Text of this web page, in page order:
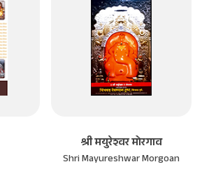
श्री मयुरेश्वर मोरगाव
Shri Mayureshwar Morgoan